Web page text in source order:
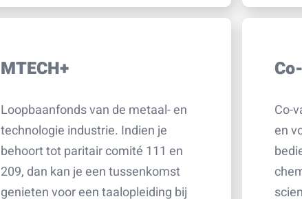
MTECH+
Loopbaanfonds van de metaal- en
technologie industrie. Indien je
behoort tot paritair comité 111 en
209, dan kan je een tussenkomst
genieten voor een taalopleiding bij
Co-
en